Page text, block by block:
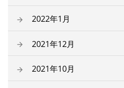
2022年1月
2021年12月
2021年10月